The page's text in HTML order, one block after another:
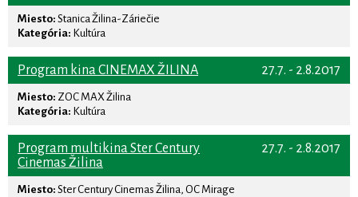
Miesto: Stanica Žilina-Záriečie
Kategória: Kultúra
27.7. - 2.8.2017
Program kina CINEMAX ŽILINA
Miesto: ZOC MAX Žilina
Kategória: Kultúra
27.7. - 2.8.2017
Program multikina Ster Century
Cinemas Žilina
Miesto: Ster Century Cinemas Žilina, OC Mirage